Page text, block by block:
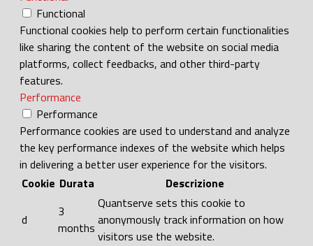
Functional
Functional cookies help to perform certain functionalities
like sharing the content of the website on social media
platforms, collect feedbacks, and other third-party
features.
Performance
Performance
Performance cookies are used to understand and analyze
the key performance indexes of the website which helps
in delivering a better user experience for the visitors.
Cookie Durata Descrizione
d
3
months
Quantserve sets this cookie to
anonymously track information on how
visitors use the website.